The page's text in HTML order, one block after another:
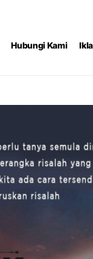
Hubungi Kami